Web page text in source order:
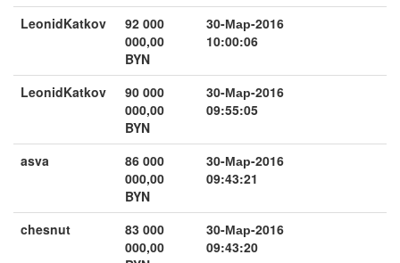
LeonidKatkov
92 000
000,00
BYN
30-Мар-2016
10:00:06
LeonidKatkov
90 000
000,00
BYN
30-Мар-2016
09:55:05
asva
86 000
000,00
BYN
30-Мар-2016
09:43:21
chesnut
83 000
000,00
30-Мар-2016
09:43:20